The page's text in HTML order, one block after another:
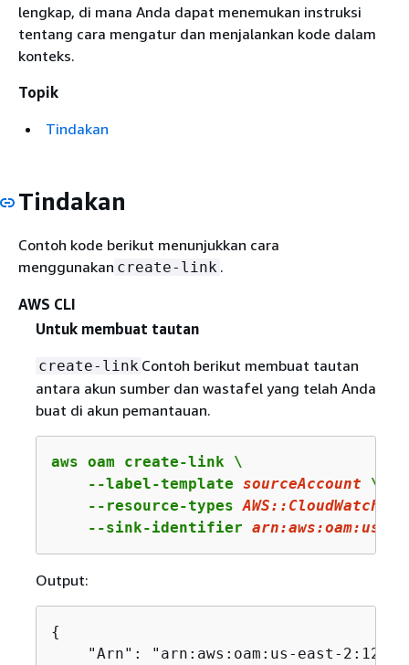
lengkap, di mana Anda dapat menemukan instruksi
tentang cara mengatur dan menjalankan kode dalam
konteks.
Topik
Tindakan
Tindakan
Contoh kode berikut menunjukkan cara
menggunakan create-link .
AWS CLI
Untuk membuat tautan
create-link Contoh berikut membuat tautan
antara akun sumber dan wastafel yang telah Anda
buat di akun pemantauan.
aws oam create-link \
    --label-template
sourceAccount \
    --resource-types
    --sink-identifier
arn:aws:oam:us-
Output:
{
"Arn": "arn:aws:oam:us-east-